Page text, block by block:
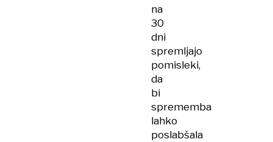
na
30
dni
spremljajo
pomisleki,
da
bi
sprememba
lahko
poslabšala